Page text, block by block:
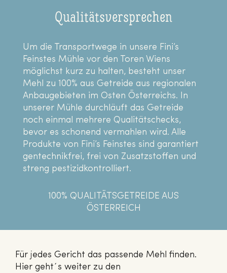
Qualitätsversprechen
Um die Transportwege in unsere Fini’s
Feinstes Mühle vor den Toren Wiens
möglichst kurz zu halten, besteht unser
Mehl zu 100% aus Getreide aus regionalen
Anbaugebieten im Osten Österreichs. In
unserer Mühle durchläuft das Getreide
noch einmal mehrere Qualitätschecks,
bevor es schonend vermahlen wird. Alle
Produkte von Fini’s Feinstes sind garantiert
gentechnikfrei, frei von Zusatzstoffen und
streng pestizidkontrolliert.
100% QUALITÄTSGETREIDE AUS
ÖSTERREICH
Für jedes Gericht das passende Mehl finden.
Hier geht´s weiter zu den